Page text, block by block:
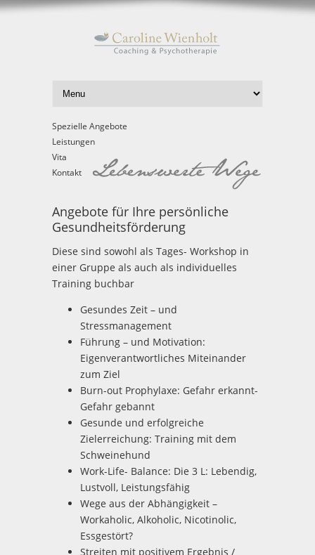
Spezielle Angebote
Leistungen
Vita
Kontakt
Angebote für Ihre persönliche
Gesundheitsförderung
Diese sind sowohl als Tages- Workshop in
einer Gruppe als auch als individuelles
Training buchbar
Gesundes Zeit – und
Stressmanagement
Führung – und Motivation:
Eigenverantwortliches Miteinander
zum Ziel
Burn-out Prophylaxe: Gefahr erkannt-
Gefahr gebannt
Gesunde und erfolgreiche
Zielerreichung: Training mit dem
Schweinehund
Work-Life- Balance: Die 3 L: Lebendig,
Lustvoll, Leistungsfähig
Wege aus der Abhängigkeit –
Workaholic, Alkoholic, Nicotinolic,
Essgestört?
Streiten mit positivem Ergebnis /